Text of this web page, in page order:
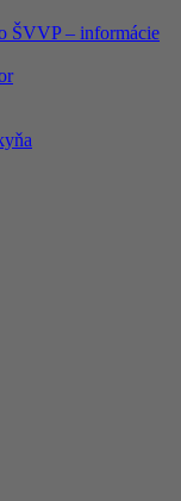
ŠVVP – informácie